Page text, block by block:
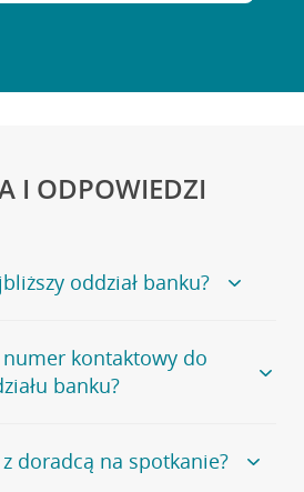
I ODPOWIEDZI
oddział banku?
banku, zapraszamy na
, na której znajduje się
numer kontaktowy do
banku?
udostępnia ogólnego numeru
doradcą na spotkanie?